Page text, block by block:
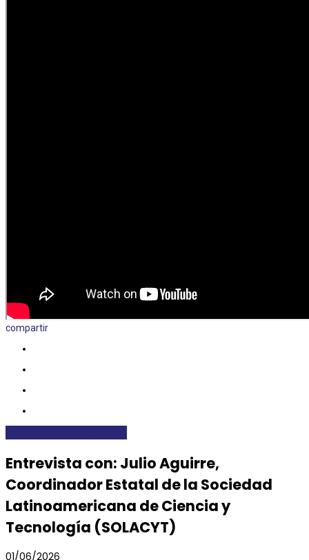
compartir
Entrevista con: Julio Aguirre,
Coordinador Estatal de la Sociedad
Latinoamericana de Ciencia y
Tecnología (SOLACYT)
01/06/2026